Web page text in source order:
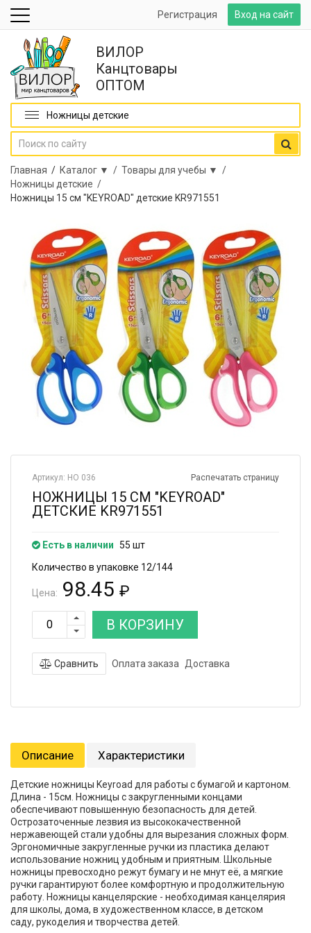
Вход на сайт
Регистрация
ВИЛОР
Канцтовары
ОПТОМ
Ножницы детские
Главная / Каталог ▼ / Товары для учебы ▼ /
Ножницы детские /
Ножницы 15 cм "KEYROAD" детские KR971551
Распечатать страницу
Артикул: НО 036
НОЖНИЦЫ 15 CМ "KEYROAD"
ДЕТСКИЕ KR971551
Есть в наличии
55 шт
Количество в упаковке 12/144
Цена: 98.45 ₽
В КОРЗИНУ
Сравнить Оплата заказа Доставка
Описание Характеристики
Детские ножницы Keyroad для работы с бумагой и картоном.
Длина - 15см. Ножницы с закругленными концами
обеспечивают повышенную безопасность для детей.
Острозаточенные лезвия из высококачественной
нержавеющей стали удобны для вырезания сложных форм.
Эргономичные закругленные ручки из пластика делают
использование ножниц удобным и приятным. Школьные
ножницы превосходно режут бумагу и не мнут её, а мягкие
ручки гарантируют более комфортную и продолжительную
работу. Ножницы канцелярские - необходимая канцелярия
для школы, дома, в художественном классе, в детском
саду, рукоделия и творчества детей.